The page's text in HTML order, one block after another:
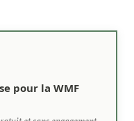
pour la WMF